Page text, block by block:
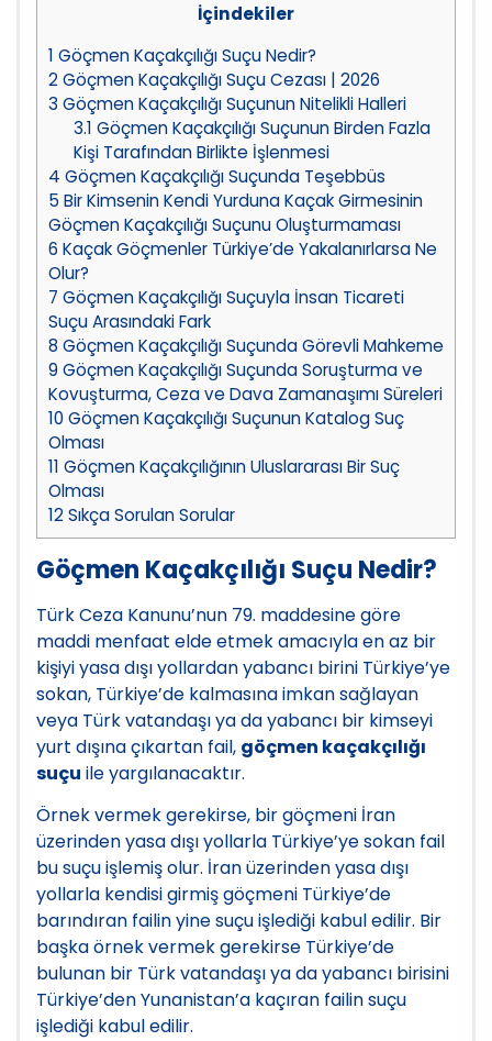
İçindekiler
1 Göçmen Kaçakçılığı Suçu Nedir?
2Göçmen Kaçakçılığı Suçu Cezası | 2026
3 Göçmen Kaçakçılığı Suçunun Nitelikli Halleri
3.1 Göçmen Kaçakçılığı Suçunun Birden Fazla
Kişi Tarafından Birlikte İşlenmesi
4 Göçmen Kaçakçılığı Suçunda Teşebbüs
5 Bir Kimsenin Kendi Yurduna Kaçak Girmesinin
Göçmen Kaçakçılığı Suçunu Oluşturmaması
6 Kaçak Göçmenler Türkiye’de Yakalanırlarsa Ne
Olur?
7 Göçmen Kaçakçılığı Suçuyla İnsan Ticareti
Suçu Arasındaki Fark
8 Göçmen Kaçakçılığı Suçunda Görevli Mahkeme
9 Göçmen Kaçakçılığı Suçunda Soruşturma ve
Kovuşturma, Ceza ve Dava Zamanaşımı Süreleri
10 Göçmen Kaçakçılığı Suçunun Katalog Suç
Olması
11 Göçmen Kaçakçılığının Uluslararası Bir Suç
Olması
12Sıkça Sorulan Sorular
Göçmen Kaçakçılığı Suçu Nedir?
Türk Ceza Kanunu’nun 79. maddesine göre
maddi menfaat elde etmek amacıyla en az bir
kişiyi yasa dışı yollardan yabancı birini Türkiye’ye
sokan, Türkiye’de kalmasına imkan sağlayan
veya Türk vatandaşı ya da yabancı bir kimseyi
yurt dışına çıkartan fail, göçmen kaçakçılığı
suçu ile yargılanacaktır.
Örnek vermek gerekirse, bir göçmeni İran
üzerinden yasa dışı yollarla Türkiye’ye sokan fail
bu suçu işlemiş olur. İran üzerinden yasa dışı
yollarla kendisi girmiş göçmeni Türkiye’de
barındıran failin yine suçu işlediği kabul edilir. Bir
başka örnek vermek gerekirse Türkiye’de
bulunan bir Türk vatandaşı ya da yabancı birisini
Türkiye’den Yunanistan’a kaçıran failin suçu
işlediği kabul edilir.